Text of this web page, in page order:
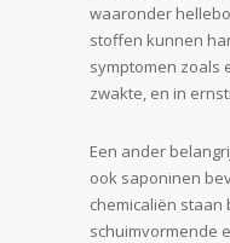
waaronder
stoffen kunnen
symptomen zoals
zwakte, en in
Een ander
ook saponinen
chemicaliën staan
schuimvormende